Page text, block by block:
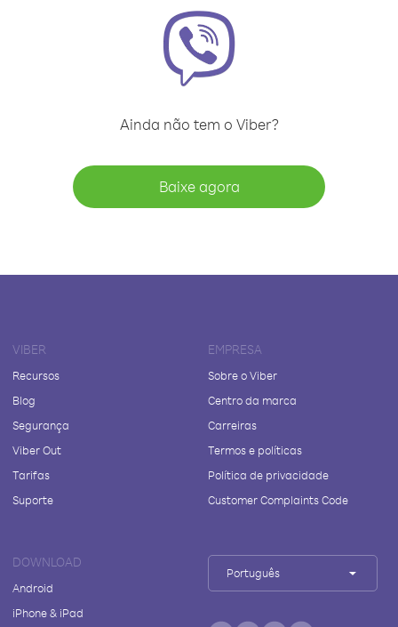
Ainda não tem o Viber?
Baixe agora
VIBER
Recursos
Blog
Segurança
Viber Out
Tarifas
Suporte
EMPRESA
Sobre o Viber
Centro da marca
Carreiras
Termos e políticas
Política de privacidade
Customer Complaints Code
DOWNLOAD
Android
iPhone & iPad
Português